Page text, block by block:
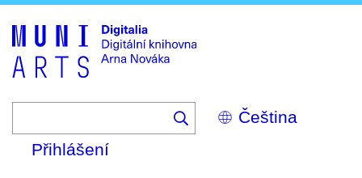
Select
your
Přihlášení